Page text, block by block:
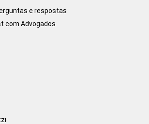
e respostas
com Advogados